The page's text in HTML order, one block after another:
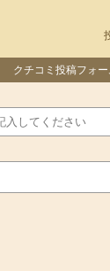
クチコミ投稿フォー